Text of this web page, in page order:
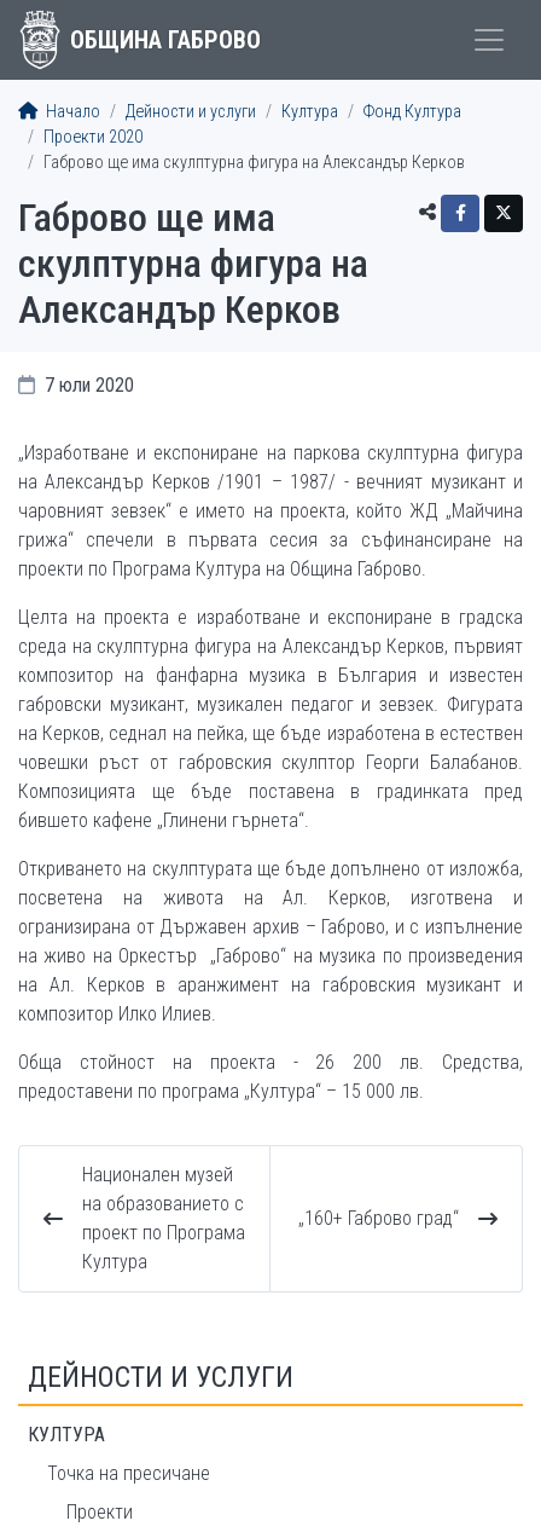
ОБЩИНА ГАБРОВО
Начало Дейности и услуги Култура
Фонд Култура
Проекти 2020
Габрово ще има скулптурна фигура на Александър Керков
Габрово ще има
скулптурна фигура на
Александър Керков
7 юли 2020
„Изработване и експониране на паркова скулптурна фигура
на Александър Керков /1901 – 1987/ - вечният музикант и
чаровният зевзек“ е името на проекта, който ЖД „Майчина
грижа“ спечели в първата сесия за съфинансиране на
проекти по Програма Култура на Община Габрово.
Целта на проекта е изработване и експониране в градска
среда на скулптурна фигура на Александър Керков, първият
композитор на фанфарна музика в България и известен
габровски музикант, музикален педагог и зевзек. Фигурата
на Керков, седнал на пейка, ще бъде изработена в естествен
човешки ръст от габровския скулптор Георги Балабанов.
Композицията ще бъде поставена в градинката пред
бившето кафене „Глинени гърнета“.
Откриването на скулптурата ще бъде допълнено от изложба,
посветена на живота на Ал. Керков, изготвена и
огранизирана от Държавен архив – Габрово, и с изпълнение
на живо на Оркестър „Габрово“ на музика по произведения
на Ал. Керков в аранжимент на габровския музикант и
композитор Илко Илиев.
Обща стойност на проекта - 26 200 лв. Средства,
предоставени по програма „Култура“ – 15 000 лв.
Национален музей
на образованието с
проект по Програма
Култура
„160+ Габрово град“
ДЕЙНОСТИ И УСЛУГИ
КУЛТУРА
Точка на пресичане
Проекти